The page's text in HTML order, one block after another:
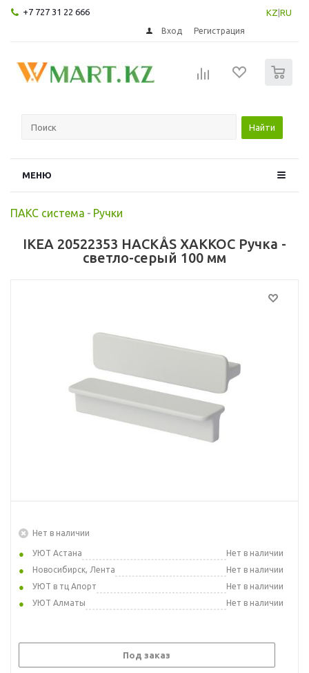
+7 727 31 22 666 KZ RU
Вход Регистрация
Найти
МЕНЮ
ПАКС система - Ручки
IKEA 20522353 HACKÅS ХАККОС Ручка -
светло-серый 100 мм
Нет в наличии
УЮТ Астана
Нет в наличии
Новосибирск, Лента
Нет в наличии
УЮТ в тц Апорт
Нет в наличии
УЮТ Алматы
Нет в наличии
Под заказ